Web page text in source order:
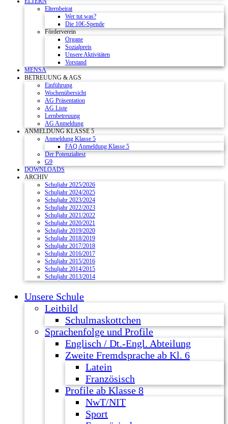
Elternbeirat
Wer tut was?
Die 10€-Spende
Förderverein
Organe
Sozialpreis
Unsere Aktivitäten
Vorstand
MENSA
BETREUUNG & AGS
Einführung
Wochenübersicht
AG Präsentation
AG Liste
Lernbetreuung
AG Anmeldung
ANMELDUNG KLASSE 5
Anmeldung Klasse 5
FAQ Anmeldung Klasse 5
Der Potenzialtest
G9
DOWNLOADS
ARCHIV
Schuljahr 2025/2026
Schuljahr 2024/2025
Schuljahr 2023/2024
Schuljahr 2022/2023
Schuljahr 2021/2022
Schuljahr 2020/2021
Schuljahr 2019/2020
Schuljahr 2018/2019
Schuljahr 2017/2018
Schuljahr 2016/2017
Schuljahr 2015/2016
Schuljahr 2014/2015
Schuljahr 2013/2014
Unsere Schule
Leitbild
Schulmaskottchen
Sprachenfolge und Profile
Englisch / Dt.-Engl. Abteilung
Zweite Fremdsprache ab Kl. 6
Latein
Französisch
Profile ab Klasse 8
NwT/NIT
Sport